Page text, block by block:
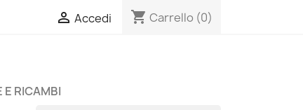
 Accedi shopping_cart Carrello (0)
RICAMBI